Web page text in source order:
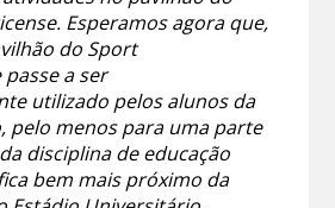
Esperamos agora que,
do Sport
a ser
utilizado pelos alunos da
pelo menos para uma parte
disciplina de educação
bem mais próximo da